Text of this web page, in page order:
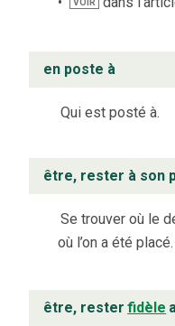
VOIR
en poste à
Qui est posté à.
être, rester à son
Se trouver où le
où l’on a été placé.
être, rester fidèle